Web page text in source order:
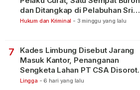
dan Ditangkap di Pelabuhan Sri
Bintan Pura
Hukum dan Kriminal - 3 minggu yang lalu
7
Kades Limbung Disebut Jarang
Masuk Kantor, Penanganan
Sengketa Lahan PT CSA Disorot
Warga
Lingga - 6 hari yang lalu